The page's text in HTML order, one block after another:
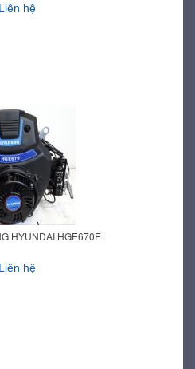
Liên hệ
HYUNDAI HGE670E
Liên hệ